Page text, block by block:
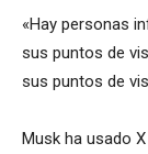
«Hay personas
sus puntos de
sus puntos de
Musk ha usado